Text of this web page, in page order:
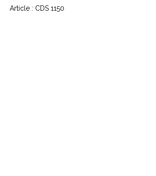
Article : CDS 1150